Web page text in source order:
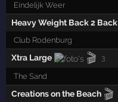
Eindelijk Weer
Heavy Weight Back 2 Back
Club Rodenburg
Xtra Large 🎬 3
The Sand
Creations on the Beach 🎬